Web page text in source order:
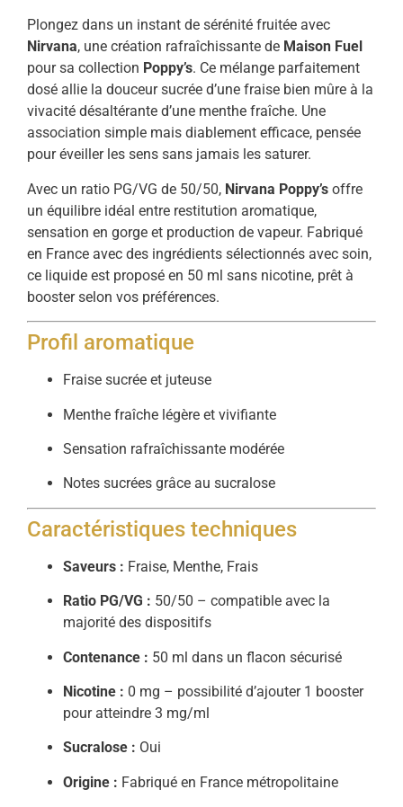
Plongez dans un instant de sérénité fruitée avec
Nirvana, une création rafraîchissante de Maison Fuel
pour sa collection Poppy’s. Ce mélange parfaitement
dosé allie la douceur sucrée d’une fraise bien mûre à la
vivacité désaltérante d’une menthe fraîche. Une
association simple mais diablement efficace, pensée
pour éveiller les sens sans jamais les saturer.
Avec un ratio PG/VG de 50/50, Nirvana Poppy’s offre
un équilibre idéal entre restitution aromatique,
sensation en gorge et production de vapeur. Fabriqué
en France avec des ingrédients sélectionnés avec soin,
ce liquide est proposé en 50 ml sans nicotine, prêt à
booster selon vos préférences.
Profil aromatique
Fraise sucrée et juteuse
Menthe fraîche légère et vivifiante
Sensation rafraîchissante modérée
Notes sucrées grâce au sucralose
Caractéristiques techniques
Saveurs : Fraise, Menthe, Frais
Ratio PG/VG : 50/50 – compatible avec la
majorité des dispositifs
Contenance : 50 ml dans un flacon sécurisé
Nicotine : 0 mg – possibilité d’ajouter 1 booster
pour atteindre 3 mg/ml
Sucralose : Oui
Origine : Fabriqué en France métropolitaine